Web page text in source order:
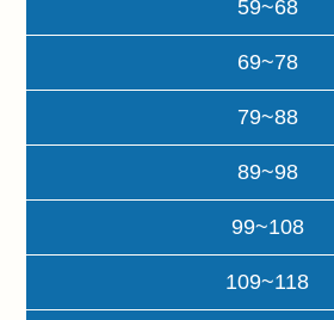
59~68
69~78
79~88
89~98
99~108
109~118